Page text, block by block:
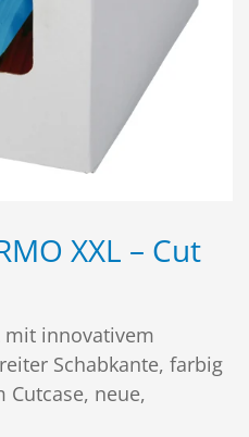
XXL – Cut
mit innovativem
Schabkante, farbig
Cutcase, neue,